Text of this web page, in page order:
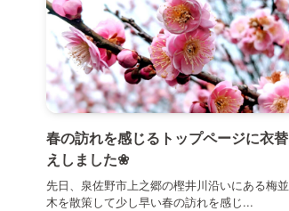
春の訪れを感じるトップページに衣替
えしました❀
先日、泉佐野市上之郷の樫井川沿いにある梅並
木を散策して少し早い春の訪れを感じ...